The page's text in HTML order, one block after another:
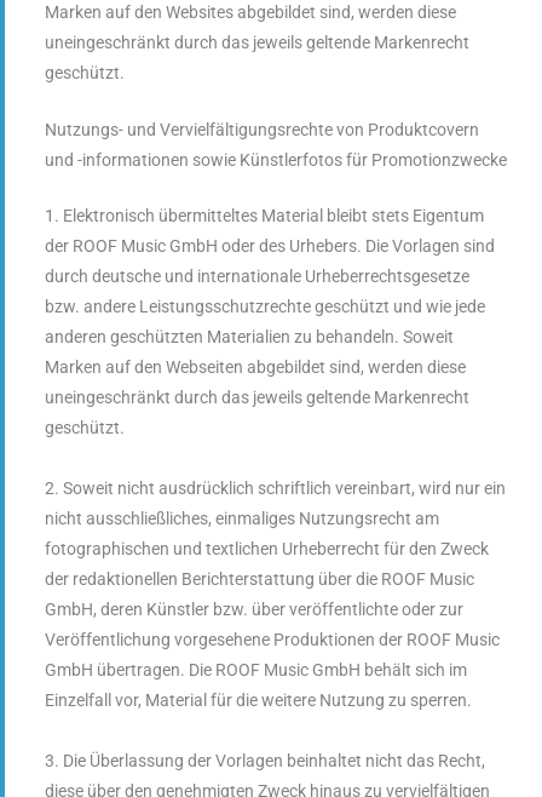
Marken auf den Websites abgebildet sind, werden diese
uneingeschränkt durch das jeweils geltende Markenrecht
geschützt.
Nutzungs- und Vervielfältigungsrechte von Produktcovern
und -informationen sowie Künstlerfotos für Promotionzwecke
1. Elektronisch übermitteltes Material bleibt stets Eigentum
der ROOF Music GmbH oder des Urhebers. Die Vorlagen sind
durch deutsche und internationale Urheberrechtsgesetze
bzw. andere Leistungsschutzrechte geschützt und wie jede
anderen geschützten Materialien zu behandeln. Soweit
Marken auf den Webseiten abgebildet sind, werden diese
uneingeschränkt durch das jeweils geltende Markenrecht
geschützt.
2. Soweit nicht ausdrücklich schriftlich vereinbart, wird nur ein
nicht ausschließliches, einmaliges Nutzungsrecht am
fotographischen und textlichen Urheberrecht für den Zweck
der redaktionellen Berichterstattung über die ROOF Music
GmbH, deren Künstler bzw. über veröffentlichte oder zur
Veröffentlichung vorgesehene Produktionen der ROOF Music
GmbH übertragen. Die ROOF Music GmbH behält sich im
Einzelfall vor, Material für die weitere Nutzung zu sperren.
3. Die Überlassung der Vorlagen beinhaltet nicht das Recht,
diese über den genehmigten Zweck hinaus zu vervielfältigen